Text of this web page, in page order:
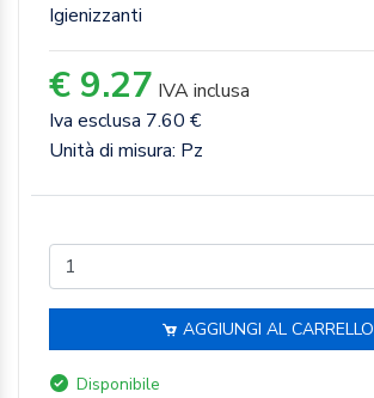
Igienizzanti
€ 9.27 IVA inclusa
Iva esclusa 7.60 €
Unità di misura: Pz
AGGIUNGI AL CARRELLO
Disponibile